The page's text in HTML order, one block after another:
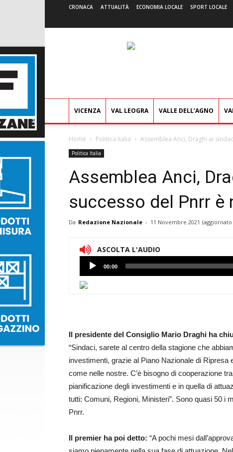
CRONACA ATTUALITÀ ECONOMIA LOCALE SPORT LOCALE
VICENZA VAL LEOGRA VALLE DELL’AGNO
Home Politica Italia Assemblea Anci, Draghi ai
Politica Italia
Assemblea Anci,
successo del Pnrr è
Da Redazione Nazionale - 11 Novembre 2021 (aggiornato
ASCOLTA L'AUDIO
Lettore
Audio
00:00
Il presidente del Consiglio Mario Draghi ha
“Sindaci, sarete al centro della stagione che
investimenti, grazie al Piano Nazionale di
come nelle nostre. C’è bisogno di cooperazione
pianificazione degli investimenti e in quella di
tutti: Comuni, Regioni, Ministeri”. Sono quasi 50 i
Pnrr.
Il premier ha poi detto: “A pochi mesi